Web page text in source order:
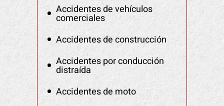
Accidentes de vehículos
comerciales
Accidentes de construcción
Accidentes por conducción
distraída
Accidentes de moto